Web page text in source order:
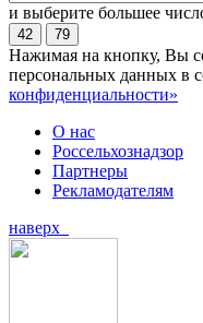
и выберите большее
42 79
Нажимая на кнопку, Вы
персональных данных в
конфиденциальности»
О нас
Россельхознадзор
Партнеры
Рекламодателям
наверх